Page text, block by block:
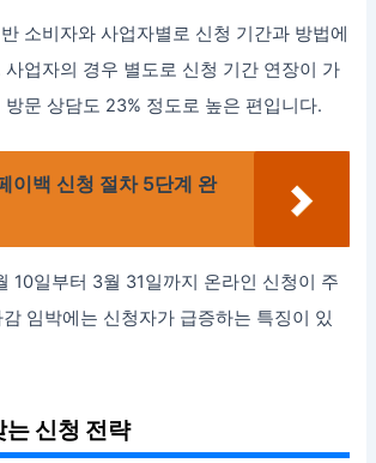
소비자와 사업자별로 신청 기간과 방법에
사업자의 경우 별도로 신청 기간 연장이 가
문 상담도 23% 정도로 높은 편입니다.
이백 신청 절차 5단계 완
10일부터 3월 31일까지 온라인 신청이 주
임박에는 신청자가 급증하는 특징이 있
는 신청 전략